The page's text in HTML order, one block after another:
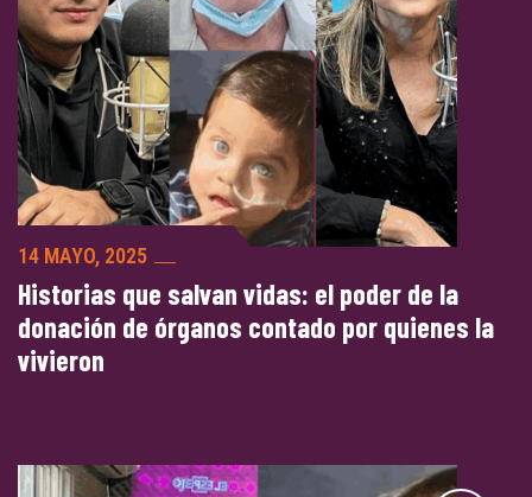
14 MAYO, 2025
Historias que salvan vidas: el poder de la
donación de órganos contado por quienes la
vivieron